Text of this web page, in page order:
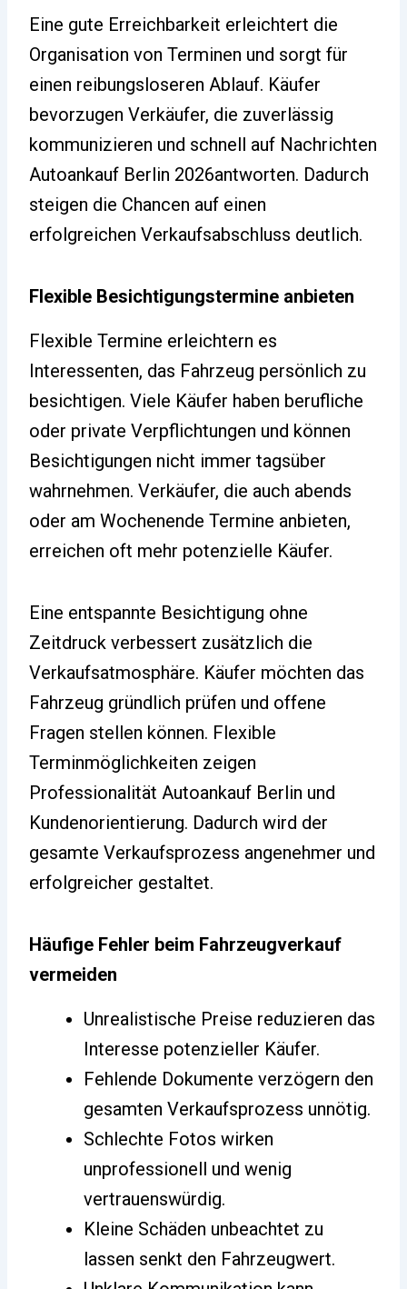
Eine gute Erreichbarkeit erleichtert die
Organisation von Terminen und sorgt für
einen reibungsloseren Ablauf. Käufer
bevorzugen Verkäufer, die zuverlässig
kommunizieren und schnell auf Nachrichten
Autoankauf Berlin 2026antworten. Dadurch
steigen die Chancen auf einen
erfolgreichen Verkaufsabschluss deutlich.
Flexible Besichtigungstermine anbieten
Flexible Termine erleichtern es
Interessenten, das Fahrzeug persönlich zu
besichtigen. Viele Käufer haben berufliche
oder private Verpflichtungen und können
Besichtigungen nicht immer tagsüber
wahrnehmen. Verkäufer, die auch abends
oder am Wochenende Termine anbieten,
erreichen oft mehr potenzielle Käufer.
Eine entspannte Besichtigung ohne
Zeitdruck verbessert zusätzlich die
Verkaufsatmosphäre. Käufer möchten das
Fahrzeug gründlich prüfen und offene
Fragen stellen können. Flexible
Terminmöglichkeiten zeigen
Professionalität Autoankauf Berlin und
Kundenorientierung. Dadurch wird der
gesamte Verkaufsprozess angenehmer und
erfolgreicher gestaltet.
Häufige Fehler beim Fahrzeugverkauf
vermeiden
Unrealistische Preise reduzieren das
Interesse potenzieller Käufer.
Fehlende Dokumente verzögern den
gesamten Verkaufsprozess unnötig.
Schlechte Fotos wirken
unprofessionell und wenig
vertrauenswürdig.
Kleine Schäden unbeachtet zu
lassen senkt den Fahrzeugwert.